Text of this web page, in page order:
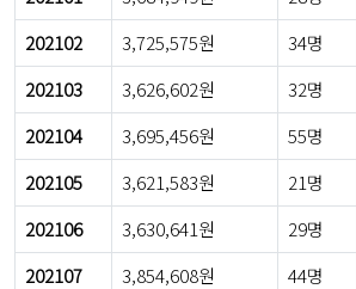
202102
3,725,575원 34명
202103
3,626,602원 32명
202104
3,695,456원 55명
202105
3,621,583원 21명
202106
3,630,641원 29명
202107
3,854,608원 44명